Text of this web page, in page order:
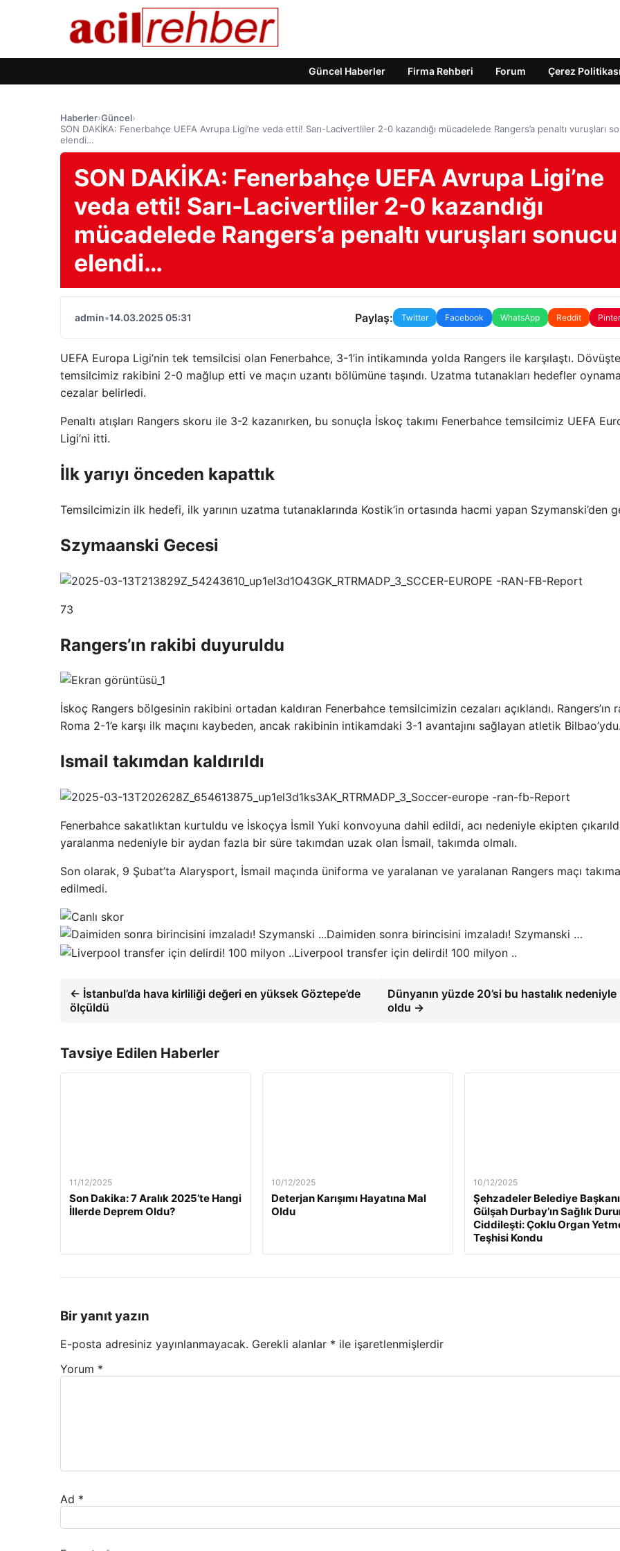
Güncel Haberler Firma Rehberi Forum Çerez Politikası
Haberler›Güncel›
SON DAKİKA: Fenerbahçe UEFA Avrupa Ligi’ne veda etti! Sarı-Lacivertliler 2-0 kazandığı mücadelede Rangers’a penaltı vuruşları
elendi…
SON DAKİKA: Fenerbahçe UEFA Avrupa Ligi’ne
veda etti! Sarı-Lacivertliler 2-0 kazandığı
mücadelede Rangers’a penaltı vuruşları sonucu
elendi…
admin•14.03.2025 05:31 Paylaş: Twitter Facebook WhatsApp Reddit
UEFA Europa Ligi’nin tek temsilcisi olan Fenerbahce, 3-1’in intikamında yolda Rangers ile karşılaştı.
temsilcimiz rakibini 2-0 mağlup etti ve maçın uzantı bölümüne taşındı. Uzatma tutanakları hedefler
cezalar belirledi.
Penaltı atışları Rangers skoru ile 3-2 kazanırken, bu sonuçla İskoç takımı Fenerbahce temsilcimiz UEFA
Ligi’ni itti.
İlk yarıyı önceden kapattık
Temsilcimizin ilk hedefi, ilk yarının uzatma tutanaklarında Kostik’in ortasında hacmi yapan Szymanski’den
Szymaanski Gecesi
73
Rangers’ın rakibi duyuruldu
İskoç Rangers bölgesinin rakibini ortadan kaldıran Fenerbahce temsilcimizin cezaları açıklandı. Rangers’ın
Roma 2-1’e karşı ilk maçını kaybeden, ancak rakibinin intikamdaki 3-1 avantajını sağlayan atletik Bilbao’ydu.
Ismail takımdan kaldırıldı
Fenerbahce sakatlıktan kurtuldu ve İskoçya İsmil Yuki konvoyuna dahil edildi, acı nedeniyle ekipten
yaralanma nedeniyle bir aydan fazla bir süre takımdan uzak olan İsmail, takımda olmalı.
Son olarak, 9 Şubat’ta Alarysport, İsmail maçında üniforma ve yaralanan ve yaralanan Rangers maçı
edilmedi.
Daimiden sonra birincisini imzaladı! Szymanski …
Liverpool transfer için delirdi! 100 milyon ..
← İstanbul’da hava kirliliği değeri en yüksek Göztepe’de
ölçüldü
Dünyanın yüzde 20’si bu hastalık nedeniyle
oldu →
Tavsiye Edilen Haberler
11/12/2025
Son Dakika: 7 Aralık 2025’te Hangi
İllerde Deprem Oldu?
10/12/2025
Deterjan Karışımı Hayatına Mal
Oldu
10/12/2025
Şehzadeler Belediye Başkanı
Gülşah Durbay’ın Sağlık
Ciddileşti: Çoklu Organ
Teşhisi Kondu
Bir yanıt yazın
E-posta adresiniz yayınlanmayacak. Gerekli alanlar * ile işaretlenmişlerdir
Yorum *
Ad *